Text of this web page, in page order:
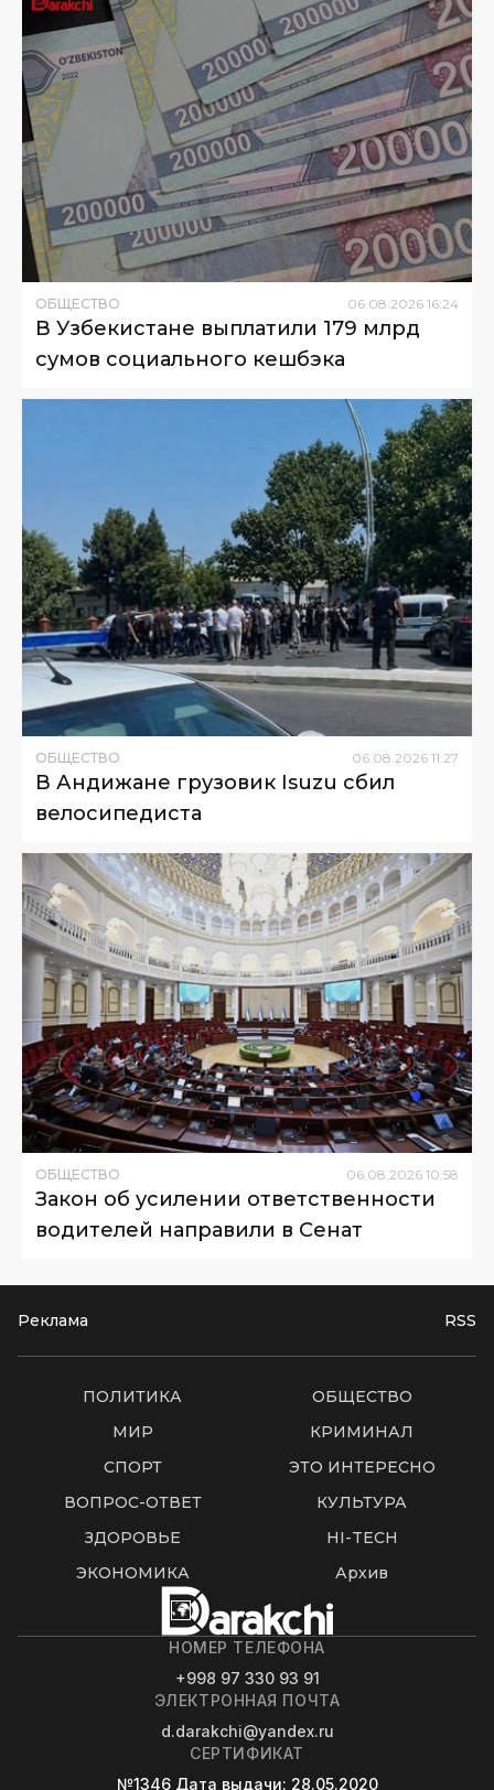
ОБЩЕСТВО 06 08 2026 16:24
В Узбекистане выплатили 179 млрд
сумов социального кешбэка
ОБЩЕСТВО 06 08 2026 11:27
В Андижане грузовик Isuzu сбил
велосипедиста
ОБЩЕСТВО 06.08.2026 10:58
Закон об усилении ответственности
водителей направили в Сенат
Реклама RSS
ПОЛИТИКА
ОБЩЕСТВО
МИР
КРИМИНАЛ
СПОРТ
ЭТО ИНТЕРЕСНО
ВОПРОС-ОТВЕТ
КУЛЬТУРА
ЗДОРОВЬЕ
HI-TECH
ЭКОНОМИКА
Архив
НОМЕР ТЕЛЕФОНА
+998 97 330 93 91
ЭЛЕКТРОННАЯ ПОЧТА
d.darakchi@yandex.ru
СЕРТИФИКАТ
№1346 Дата выдачи: 28.05.2020